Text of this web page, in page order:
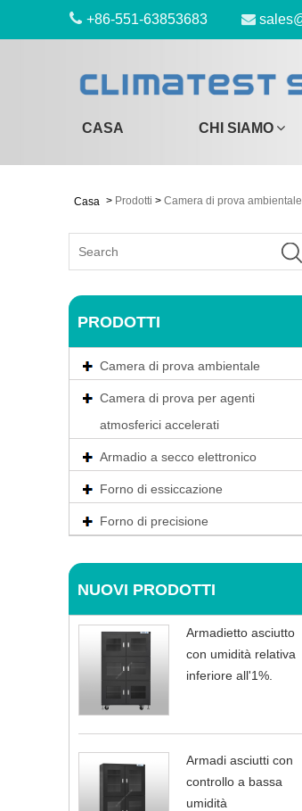
+86-551-63853683
CASA CHI SIAMO
Casa > Prodotti > Camera di prova ambientale
PRODOTTI
Camera di prova ambientale
Camera di prova per agenti
atmosferici accelerati
Armadio a secco elettronico
Forno di essiccazione
Forno di precisione
NUOVI PRODOTTI
Armadietto asciutto
con umidità relativa
inferiore all'1%.
Armadi asciutti con
controllo a bassa
umidità